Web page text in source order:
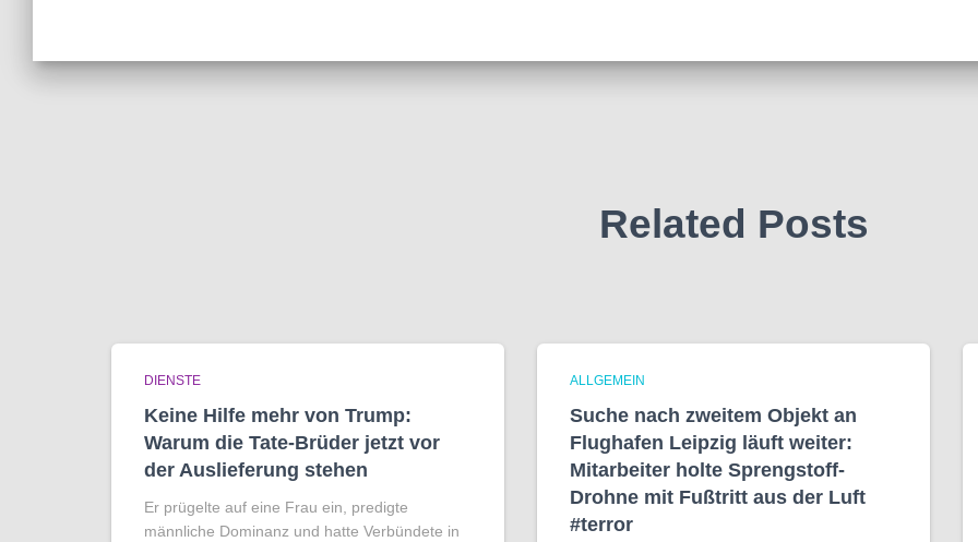
Related Posts
DIENSTE
Keine Hilfe mehr von Trump:
Warum die Tate-Brüder jetzt vor
der Auslieferung stehen
Er prügelte auf eine Frau ein, predigte
männliche Dominanz und hatte Verbündete in
ALLGEMEIN
Suche nach zweitem Objekt an
Flughafen Leipzig läuft weiter:
Mitarbeiter holte Sprengstoff-
Drohne mit Fußtritt aus der Luft
#terror